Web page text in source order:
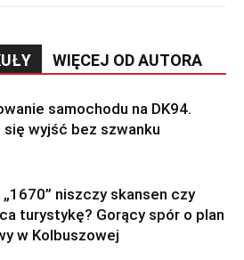
WIĘCEJ OD AUTORA
samochodu na DK94.
się wyjść bez szwanku
„1670” niszczy skansen czy
turystykę? Gorący spór o plan
w Kolbuszowej